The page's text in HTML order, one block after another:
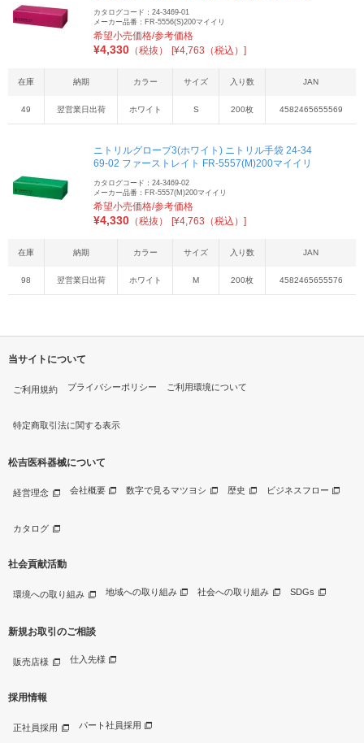
カタログコード：24-3469-01
メーカー品番：FR-5556(S)200マイイリ
希望小売価格/参考価格
¥4,330 （税抜） [¥4,763（税込）]
在庫 納期 カラー サイズ 入り数 JAN
49 翌営業日出荷 ホワイト S 200枚 4582465655569
ニトリルグローブ3(ホワイト) ニトリル手袋 24-34
69-02 ファーストレイト FR-5557(M)200マイイリ
カタログコード：24-3469-02
メーカー品番：FR-5557(M)200マイイリ
希望小売価格/参考価格
¥4,330 （税抜） [¥4,763（税込）]
在庫 納期 カラー サイズ 入り数 JAN
98 翌営業日出荷 ホワイト M 200枚 4582465655576
当サイトについて
ご利用規約 プライバシーポリシー ご利用環境について
特定商取引法に関する表示
松吉医科器械について
経営理念 会社概要 数字で見るマツヨシ 歴史 ビジネスフロー
カタログ
社会貢献活動
環境への取り組み 地域への取り組み 社会への取り組み SDGs
新規お取引のご相談
販売店様 仕入先様
採用情報
正社員採用 パート社員採用